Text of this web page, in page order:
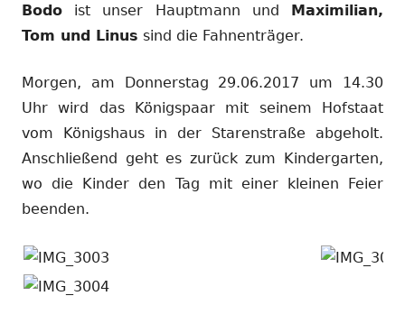
Bodo ist unser Hauptmann und Maximilian,
Tom und Linus sind die Fahnenträger.
Morgen, am Donnerstag 29.06.2017 um 14.30
Uhr wird das Königspaar mit seinem Hofstaat
vom Königshaus in der Starenstraße abgeholt.
Anschließend geht es zurück zum Kindergarten,
wo die Kinder den Tag mit einer kleinen Feier
beenden.